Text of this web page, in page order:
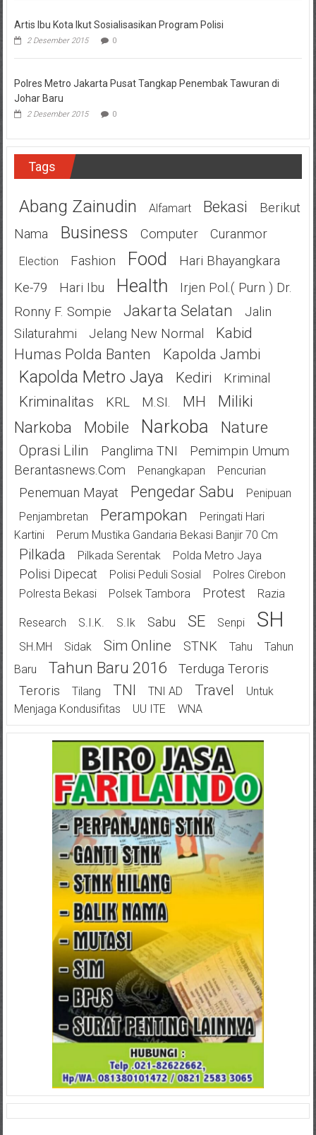
Artis Ibu Kota Ikut Sosialisasikan Program Polisi
2 Desember 2015 0
Polres Metro Jakarta Pusat Tangkap Penembak Tawuran di
Johar Baru
2 Desember 2015 0
Tags
Abang Zainudin Alfamart Bekasi
Berikut
Nama
Business Computer Curanmor
Election Fashion Food
Hari Bhayangkara
Ke-79
Hari Ibu Health
Irjen Pol.( Purn ) Dr.
Ronny F. Sompie
Jakarta Selatan
Jalin
Silaturahmi
Jelang New Normal
Kabid
Humas Polda Banten
Kapolda Jambi
Kapolda Metro Jaya Kediri Kriminal
Kriminalitas KRL M.SI. MH
Miliki
Narkoba
Mobile Narkoba Nature
Oprasi Lilin Panglima TNI
Pemimpin Umum
Berantasnews.com
Penangkapan Pencurian
Penemuan Mayat Pengedar Sabu
Penipuan
Penjambretan
Perampokan
Peringati Hari
Kartini
Perum Mustika Gandaria Bekasi Banjir 70 Cm
Pilkada Pilkada Serentak Polda Metro Jaya
Polisi Dipecat Polisi Peduli Sosial
Polres Cirebon
Polresta Bekasi
Polsek Tambora Protest Razia
Research S.I.K. S.Ik Sabu SE Senpi SH
SH.MH Sidak Sim Online STNK Tahu
Tahun
Baru
Tahun Baru 2016
Terduga Teroris
Teroris
Tilang TNI TNI AD Travel
Untuk
Menjaga Kondusifitas
UU ITE WNA